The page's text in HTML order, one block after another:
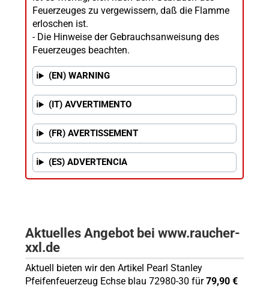
Feuerzeuges zu vergewissern, daß die Flamme
erloschen ist.
- Die Hinweise der Gebrauchsanweisung des
Feuerzeuges beachten.
(EN) WARNING
(IT) AVVERTIMENTO
(FR) AVERTISSEMENT
(ES) ADVERTENCIA
Aktuelles Angebot bei www.raucher-
xxl.de
Aktuell bieten wir den Artikel Pearl Stanley
Pfeifenfeuerzeug Echse blau 72980-30 für79,90 €